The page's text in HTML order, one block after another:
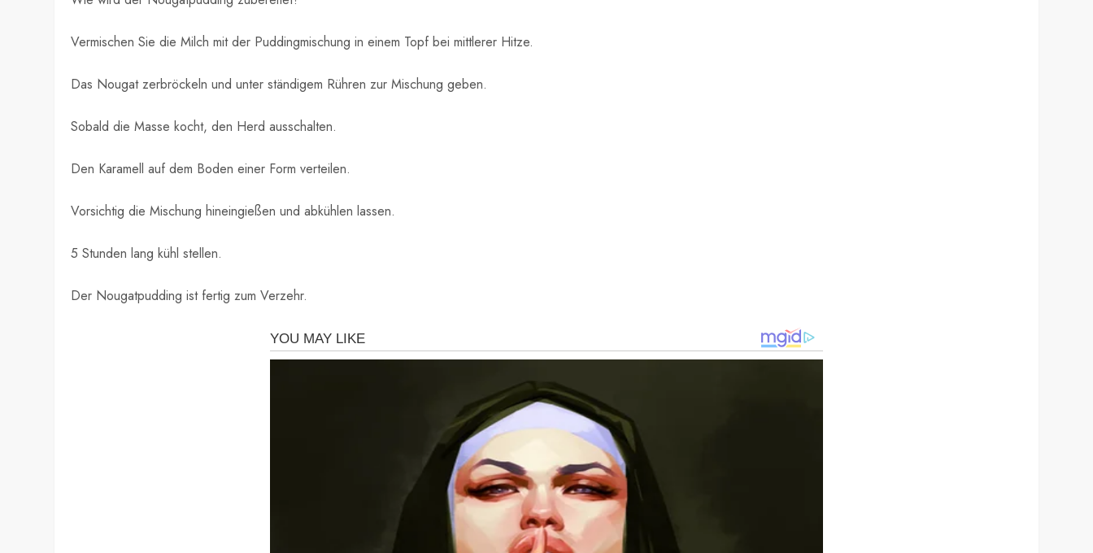
Vermischen Sie die Milch mit der Puddingmischung in einem Topf bei mittlerer Hitze.
Das Nougat zerbröckeln und unter ständigem Rühren zur Mischung geben.
Sobald die Masse kocht, den Herd ausschalten.
Den Karamell auf dem Boden einer Form verteilen.
Vorsichtig die Mischung hineingießen und abkühlen lassen.
5 Stunden lang kühl stellen.
Der Nougatpudding ist fertig zum Verzehr.